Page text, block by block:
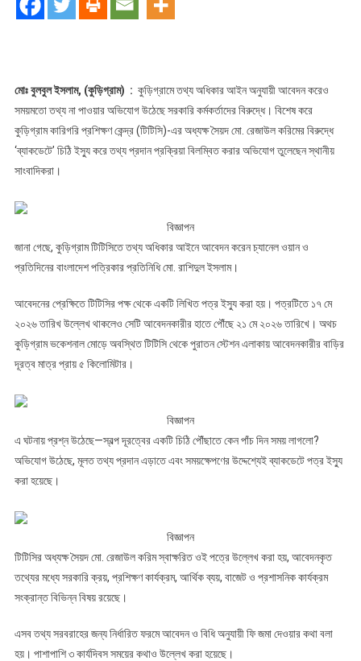
আমলাদের
বিরুদ্ধে
সাংবাদিক
অসন্তোষ
মোঃ বুলবুল ইসলাম, (কুড়িগ্রাম) : কুড়িগ্রামে তথ্য অধিকার আইন অনুযায়ী আবেদন করেও
সময়মতো তথ্য না পাওয়ার অভিযোগ উঠেছে সরকারি কর্মকর্তাদের বিরুদ্ধে। বিশেষ করে
কুড়িগ্রাম কারিগরি প্রশিক্ষণ কেন্দ্র (টিটিসি)-এর অধ্যক্ষ সৈয়দ মো. রেজাউল করিমের বিরুদ্ধে
‘ব্যাকডেটে’ চিঠি ইস্যু করে তথ্য প্রদান প্রক্রিয়া বিলম্বিত করার অভিযোগ তুলেছেন স্থানীয়
সাংবাদিকরা।
বিজ্ঞাপন
জানা গেছে, কুড়িগ্রাম টিটিসিতে তথ্য অধিকার আইনে আবেদন করেন চ্যানেল ওয়ান ও
প্রতিদিনের বাংলাদেশ পত্রিকার প্রতিনিধি মো. রাশিদুল ইসলাম।
আবেদনের প্রেক্ষিতে টিটিসির পক্ষ থেকে একটি লিখিত পত্র ইস্যু করা হয়। পত্রটিতে ১৭ মে
২০২৬ তারিখ উল্লেখ থাকলেও সেটি আবেদনকারীর হাতে পৌঁছে ২১ মে ২০২৬ তারিখে। অথচ
কুড়িগ্রাম ভকেশনাল মোড়ে অবস্থিত টিটিসি থেকে পুরাতন স্টেশন এলাকায় আবেদনকারীর বাড়ির
দূরত্ব মাত্র প্রায় ৫ কিলোমিটার।
বিজ্ঞাপন
এ ঘটনায় প্রশ্ন উঠেছে—স্বল্প দূরত্বের একটি চিঠি পৌঁছাতে কেন পাঁচ দিন সময় লাগলো?
অভিযোগ উঠেছে, মূলত তথ্য প্রদান এড়াতে এবং সময়ক্ষেপণের উদ্দেশ্যেই ব্যাকডেটে পত্র ইস্যু
করা হয়েছে।
বিজ্ঞাপন
টিটিসির অধ্যক্ষ সৈয়দ মো. রেজাউল করিম স্বাক্ষরিত ওই পত্রে উল্লেখ করা হয়, আবেদনকৃত
তথ্যের মধ্যে সরকারি ক্রয়, প্রশিক্ষণ কার্যক্রম, আর্থিক ব্যয়, বাজেট ও প্রশাসনিক কার্যক্রম
সংক্রান্ত বিভিন্ন বিষয় রয়েছে।
এসব তথ্য সরবরাহের জন্য নির্ধারিত ফরমে আবেদন ও বিধি অনুযায়ী ফি জমা দেওয়ার কথা বলা
হয়। পাশাপাশি ৩ কার্যদিবস সময়ের কথাও উল্লেখ করা হয়েছে।